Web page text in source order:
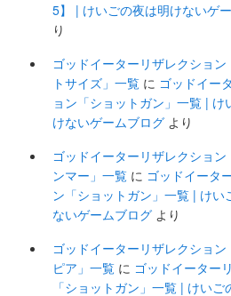
5】 | けいごの夜は明けないゲ
り
ゴッドイーターリザレクション
トサイズ」一覧 に ゴッドイー
ョン「ショットガン」一覧 | け
けないゲームブログ より
ゴッドイーターリザレクション
ンマー」一覧 に ゴッドイータ
ン「ショットガン」一覧 | けい
ないゲームブログ より
ゴッドイーターリザレクション
ピア」一覧 に ゴッドイーター
「ショットガン」一覧 | けいご